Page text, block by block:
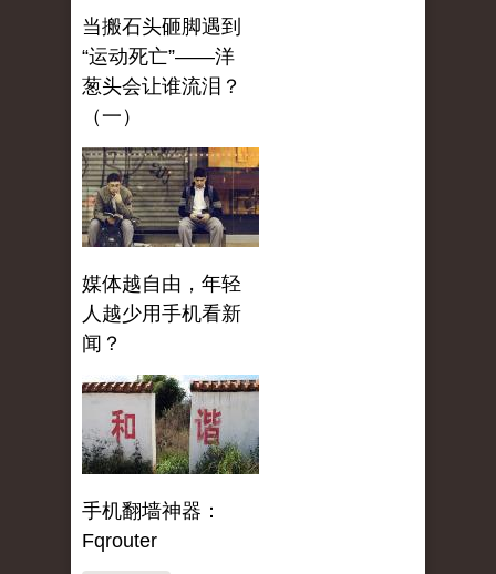
当搬石头砸脚遇到
“运动死亡”——洋
葱头会让谁流泪？
（一）
媒体越自由，年轻
人越少用手机看新
闻？
手机翻墙神器：
Fqrouter